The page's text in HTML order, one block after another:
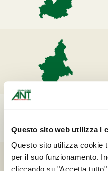
Questo sito web utilizza i
Questo sito utilizza cookie
per il suo funzionamento.
cliccando su "Accetta